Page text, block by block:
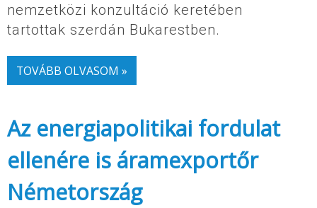
nemzetközi konzultáció keretében
tartottak szerdán Bukarestben.
TOVÁBB OLVASOM »
Az energiapolitikai fordulat
ellenére is áramexportőr
Németország